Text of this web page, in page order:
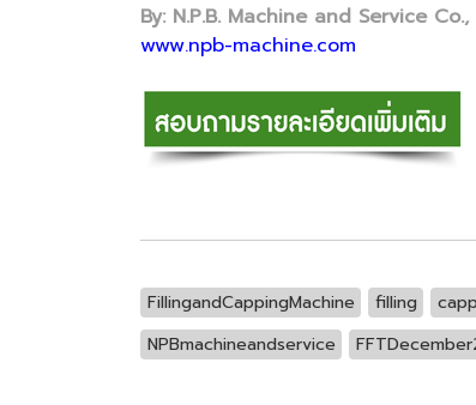
By: N.P.B. Machine and Service
www.npb-machine.com
FillingandCappingMachine filling
NPBmachineandservice